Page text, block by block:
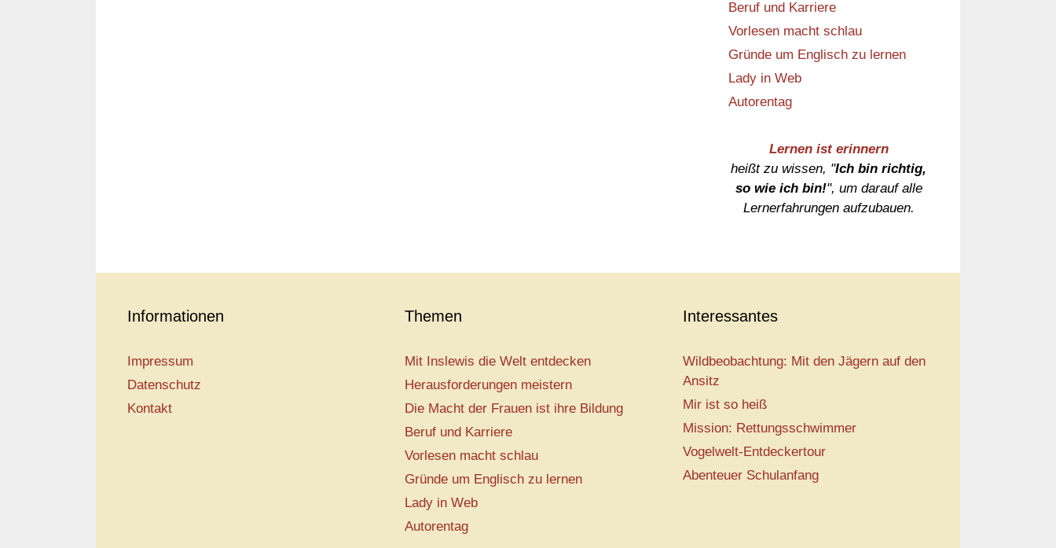
Beruf und Karriere
Vorlesen macht schlau
Gründe um Englisch zu lernen
Lady in Web
Autorentag
Lernen ist erinnern
heißt zu wissen, "Ich bin richtig,
so wie ich bin!", um darauf alle
Lernerfahrungen aufzubauen.
Informationen
Impressum
Datenschutz
Kontakt
Themen
Mit Inslewis die Welt entdecken
Herausforderungen meistern
Die Macht der Frauen ist ihre Bildung
Beruf und Karriere
Vorlesen macht schlau
Gründe um Englisch zu lernen
Lady in Web
Autorentag
Interessantes
Wildbeobachtung: Mit den Jägern auf den
Ansitz
Mir ist so heiß
Mission: Rettungsschwimmer
Vogelwelt-Entdeckertour
Abenteuer Schulanfang